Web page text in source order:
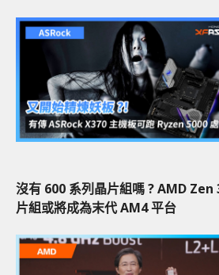
沒有 600 系列晶片組嗎 ? AMD Zen
片組或將成為末代 AM4 平台